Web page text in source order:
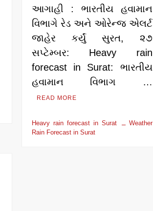
આગાહી : ભારતીય હવામાન
વિભાગે રેડ અને ઓરેન્જ એલર્ટ
જાહેર કર્યું સુરત, ૨૭
સપ્ટેમ્બર: Heavy rain
forecast in Surat: ભારતીય
હવામાન વિભાગ …
READ MORE
Heavy rain forecast in Surat
Weather
Rain Forecast in Surat